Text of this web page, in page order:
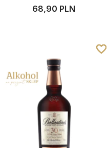
68,90 PLN
favorite_border
favorite_border
favorite_border